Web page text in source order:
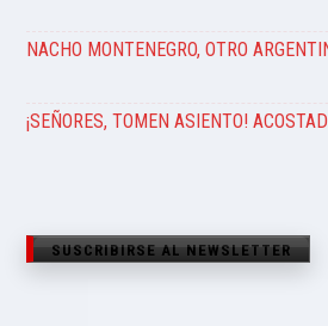
NACHO MONTENEGRO, OTRO
¡SEÑORES, TOMEN ASIENTO!
SUSCRIBIRSE AL NEWSLETTER